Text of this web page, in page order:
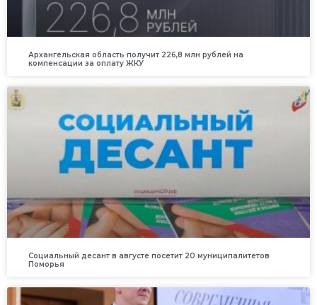
Архангельская область получит 226,8 млн рублей на
компенсации за оплату ЖКУ
Социальный десант в августе посетит 20 муниципалитетов
Поморья